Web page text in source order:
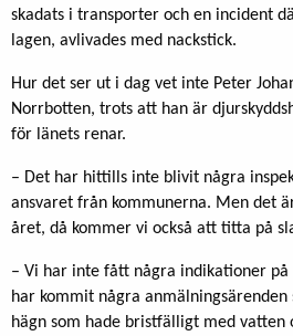
skadats i transporter och en incident
lagen, avlivades med nackstick.
Hur det ser ut i dag vet inte Peter
Norrbotten, trots att han är
för länets renar.
– Det har hittills inte blivit några
ansvaret från kommunerna. Men det
året, då kommer vi också att titta på
– Vi har inte fått några indikationer
har kommit några
hägn som hade bristfälligt med vatten